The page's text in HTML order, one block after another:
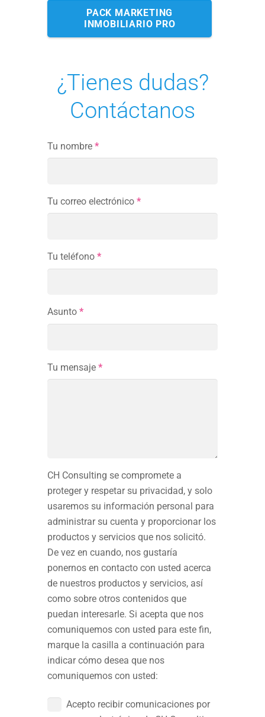
PACK MARKETING
INMOBILIARIO PRO
¿Tienes dudas?
Contáctanos
Tu nombre *
Tu correo electrónico *
Tu teléfono *
Asunto *
Tu mensaje *
CH Consulting se compromete a
proteger y respetar su privacidad, y solo
usaremos su información personal para
administrar su cuenta y proporcionar los
productos y servicios que nos solicitó.
De vez en cuando, nos gustaría
ponernos en contacto con usted acerca
de nuestros productos y servicios, así
como sobre otros contenidos que
puedan interesarle. Si acepta que nos
comuniquemos con usted para este fin,
marque la casilla a continuación para
indicar cómo desea que nos
comuniquemos con usted:
Acepto recibir comunicaciones por